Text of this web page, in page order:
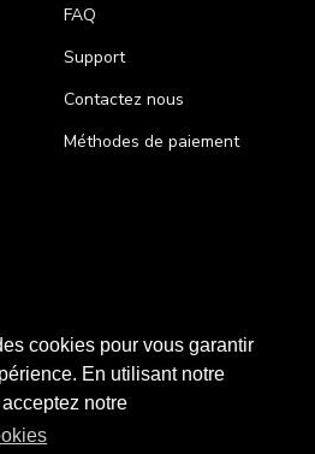
cookies pour vous garantir
En utilisant notre
notre
FAQ
Support
Contactez nous
Méthodes de paiement
Sécurisé